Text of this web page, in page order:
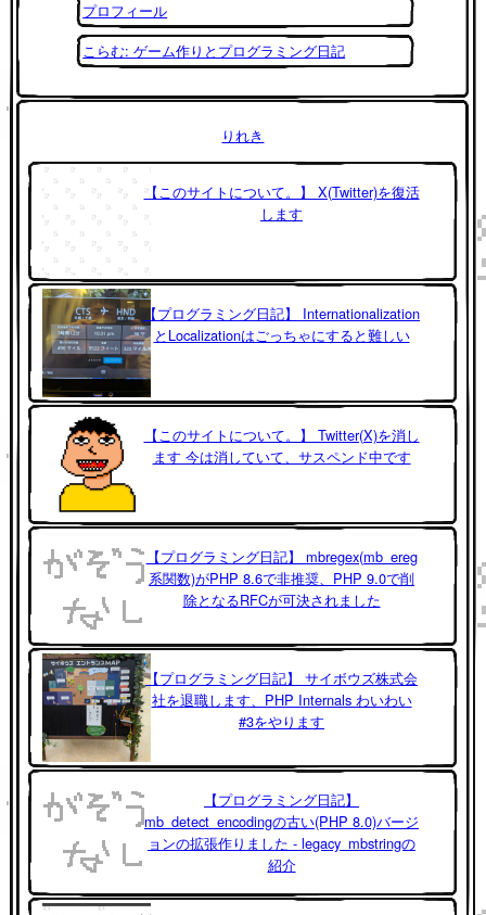
プロフィール
こらむ: ゲーム作りとプログラミング日記
りれき
【このサイトについて。】 X(Twitter)を復活
します
【プログラミング日記】 Internationalization
とLocalizationはごっちゃにすると難しい
【このサイトについて。】 Twitter(X)を消し
ます 今は消していて、サスペンド中です
【プログラミング日記】 mbregex(mb_ereg
系関数)がPHP 8.6で非推奨、PHP 9.0で削
除となるRFCが可決されました
【プログラミング日記】 サイボウズ株式会
社を退職します、PHP Internals わいわい
#3をやります
【プログラミング日記】
mb_detect_encodingの古い(PHP 8.0)バージ
ョンの拡張作りました - legacy_mbstringの
紹介